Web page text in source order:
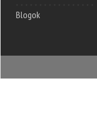
Blogok